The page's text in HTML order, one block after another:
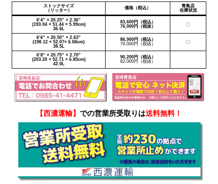
ストックサイズ
（リッター）
価格（税込）
青島店
在庫状況
6’4” × 20.25” × 2.36”
(193.04 × 51.44 × 5.99cm)
36.6L
83,600円（税込）
76,000円（税抜）
〇
6’6” × 20.50” × 2.63”
(198.12 × 52.07× 6.68cm)
38.5L
86,900円（税込）
79,000円（税抜）
〇
6’8” × 20.75” × 2.70”
(203.20 × 52.71 × 6.85cm)
42.0L
90,200円（税込）
82,000円（税抜）
【西濃運輸】 での営業所受取りは送料無料！